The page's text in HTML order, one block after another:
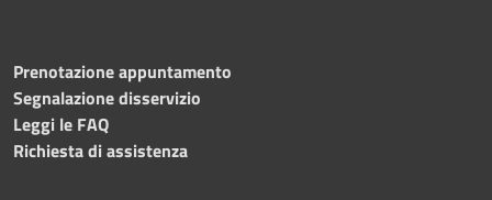
Prenotazione appuntamento
Segnalazione disservizio
Leggi le FAQ
Richiesta di assistenza